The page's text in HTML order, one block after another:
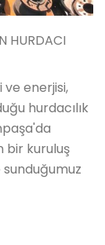
HURDACI
ve enerjisi,
hurdacılık
bir kuruluş